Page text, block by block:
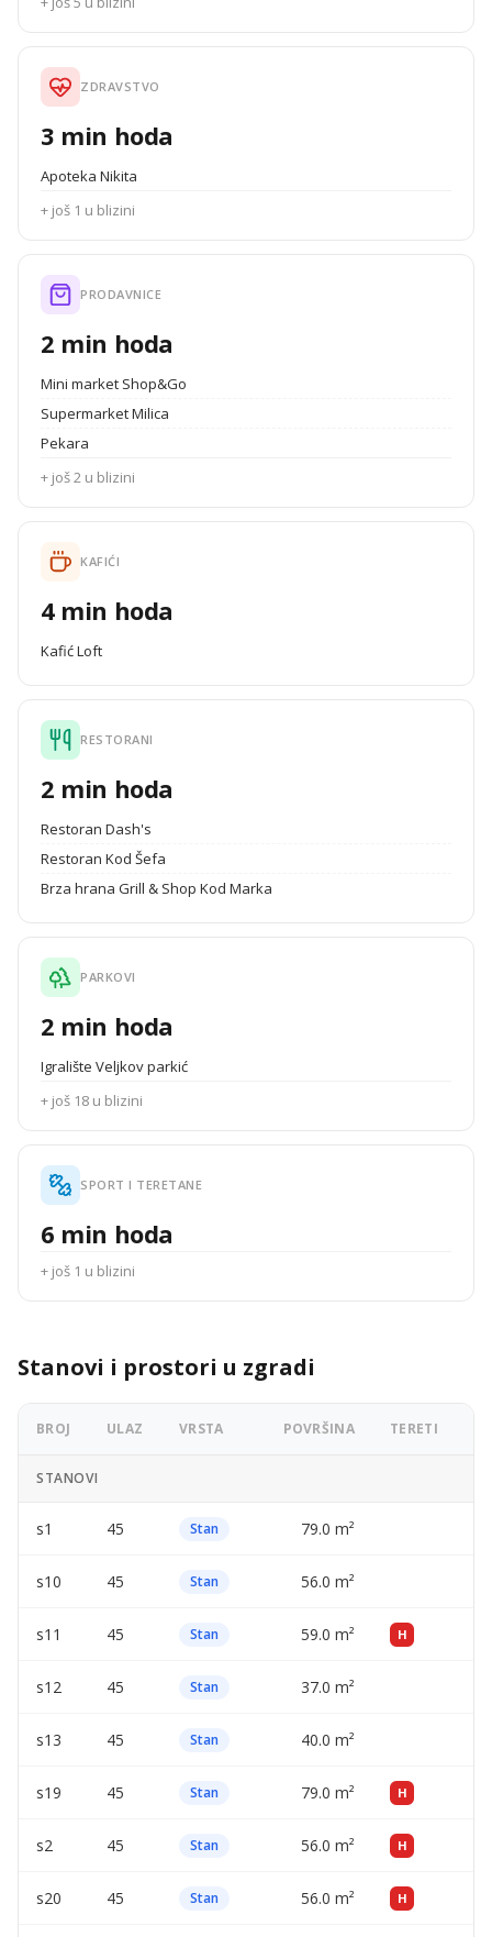
ZDRAVSTVO
3 min hoda
Apoteka Nikita
+ još 1 u blizini
PRODAVNICE
2 min hoda
Mini market Shop&Go
Supermarket Milica
Pekara
+ još 2 u blizini
KAFIĆI
4 min hoda
Kafić Loft
RESTORANI
2 min hoda
Restoran Dash's
Restoran Kod Šefa
Brza hrana Grill & Shop Kod Marka
PARKOVI
2 min hoda
Igralište Veljkov parkić
+ još 18 u blizini
SPORT I TERETANE
6 min hoda
+ još 1 u blizini
Stanovi i prostori u zgradi
BROJ ULAZ VRSTA POVRŠINA TERETI
STANOVI
s1 45 Stan 79.0 m²
s10 45 Stan 56.0 m²
s11 45 Stan 59.0 m² H
s12 45 Stan 37.0 m²
s13 45 Stan 40.0 m²
s19 45 Stan 79.0 m² H
s2 45 Stan 56.0 m² H
s20 45 Stan 56.0 m² H